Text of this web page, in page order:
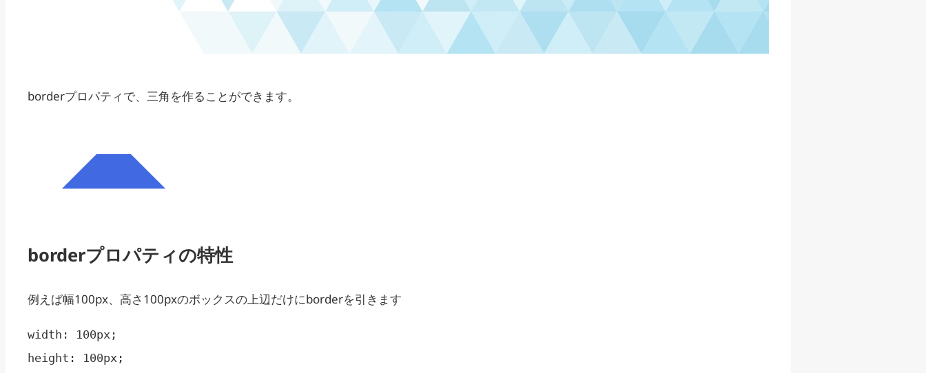
borderプロパティで、三角を作ることができます。
borderプロパティの特性
例えば幅100px、高さ100pxのボックスの上辺だけにborderを引きます
width: 100px;
height: 100px;